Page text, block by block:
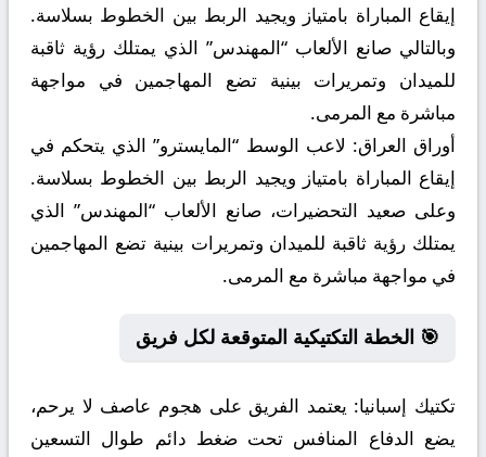
إيقاع المباراة بامتياز ويجيد الربط بين الخطوط بسلاسة.
وبالتالي صانع الألعاب “المهندس” الذي يمتلك رؤية ثاقبة
للميدان وتمريرات بينية تضع المهاجمين في مواجهة
مباشرة مع المرمى.
أوراق العراق: لاعب الوسط “المايسترو” الذي يتحكم في
إيقاع المباراة بامتياز ويجيد الربط بين الخطوط بسلاسة.
وعلى صعيد التحضيرات، صانع الألعاب “المهندس” الذي
يمتلك رؤية ثاقبة للميدان وتمريرات بينية تضع المهاجمين
في مواجهة مباشرة مع المرمى.
🎯 الخطة التكتيكية المتوقعة لكل فريق
تكتيك إسبانيا: يعتمد الفريق على هجوم عاصف لا يرحم،
يضع الدفاع المنافس تحت ضغط دائم طوال التسعين